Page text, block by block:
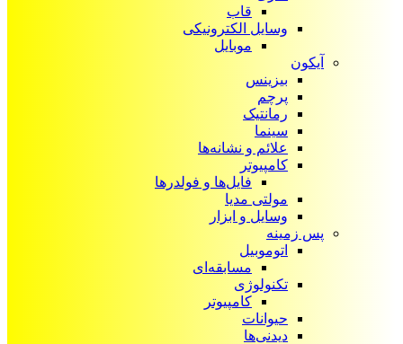
قاب
وسایل الکترونیکی
موبایل
آیکون‌
بیزینس
پرچم
رمانتیک
سینما
علائم و نشانه‌ها
کامپیوتر
فایل‌ها و فولدرها
مولتی مدیا
وسایل و ابزار
پس زمینه
اتوموبیل
مسابقه‌ای
تکنولوژی
کامپیوتر
حیوانات
دیدنی‌ها